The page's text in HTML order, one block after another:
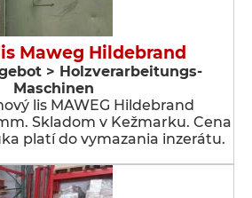
Maweg Hildebrand
> Holzverarbeitungs-
Maschinen
lis MAWEG Hildebrand
Skladom v Kežmarku. Cena
platí do vymazania inzerátu.